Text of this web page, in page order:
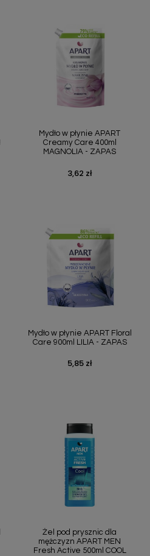
Mydło w płynie APART
Creamy Care 400ml
MAGNOLIA - ZAPAS
Cena
3,62 zł
Mydło w płynie APART Floral
Care 900ml LILIA - ZAPAS
Cena
5,85 zł
Żel pod prysznic dla
mężczyzn APART MEN
Fresh Active 500ml COOL